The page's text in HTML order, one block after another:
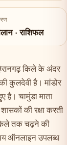
· राशिफल
किले के अंदर
की कुलदेवी है। मांडोर
है। चामुंडा माता
की रक्षा करती
तक चढ़ने की
ऑनलाइन उपलब्ध